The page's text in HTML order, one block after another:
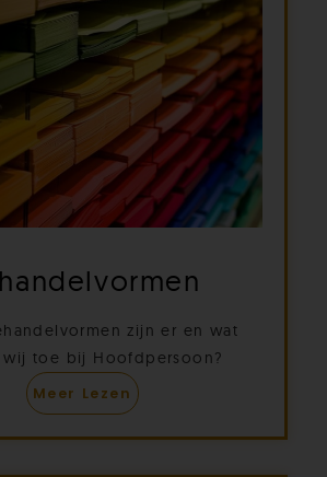
zijn er en wat
wij toe bij Hoofdpersoon?
Meer Lezen